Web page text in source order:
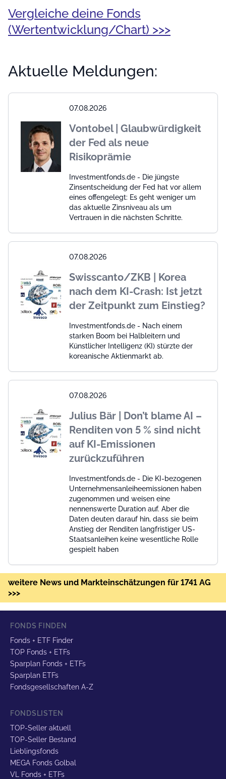
Vergleiche deine Fonds
(Wertentwicklung/Chart) >>>
Aktuelle Meldungen:
07.08.2026
Vontobel | Glaubwürdigkeit
der Fed als neue
Risikoprämie
Investmentfonds.de - Die jüngste
Zinsentscheidung der Fed hat vor allem
eines offengelegt: Es geht weniger um
das aktuelle Zinsniveau als um
Vertrauen in die nächsten Schritte.
07.08.2026
Swisscanto/ZKB | Korea
nach dem KI-Crash: Ist jetzt
der Zeitpunkt zum Einstieg?
Investmentfonds.de - Nach einem
starken Boom bei Halbleitern und
Künstlicher Intelligenz (KI) stürzte der
koreanische Aktienmarkt ab.
07.08.2026
Julius Bär | Don’t blame AI –
Renditen von 5 % sind nicht
auf KI-Emissionen
zurückzuführen
Investmentfonds.de - Die KI-bezogenen
Unternehmensanleiheemissionen haben
zugenommen und weisen eine
nennenswerte Duration auf. Aber die
Daten deuten darauf hin, dass sie beim
Anstieg der Renditen langfristiger US-
Staatsanleihen keine wesentliche Rolle
gespielt haben
weitere News und Markteinschätzungen für 1741 AG
>>>
FONDS FINDEN
Fonds + ETF Finder
TOP Fonds + ETFs
Sparplan Fonds + ETFs
Sparplan ETFs
Fondsgesellschaften A-Z
FONDSLISTEN
TOP-Seller aktuell
TOP-Seller Bestand
Lieblingsfonds
MEGA Fonds Golbal
VL Fonds + ETFs